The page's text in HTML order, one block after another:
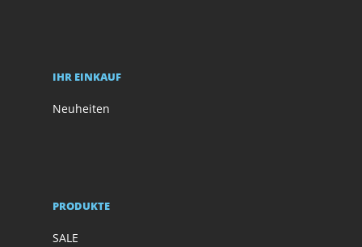
IHR EINKAUF
Neuheiten
PRODUKTE
SALE